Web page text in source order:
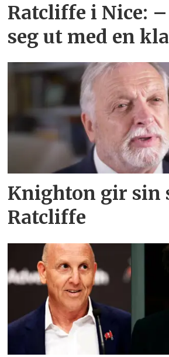
Ratcliffe i Nice:
seg ut med en
Knighton gir sin
Ratcliffe